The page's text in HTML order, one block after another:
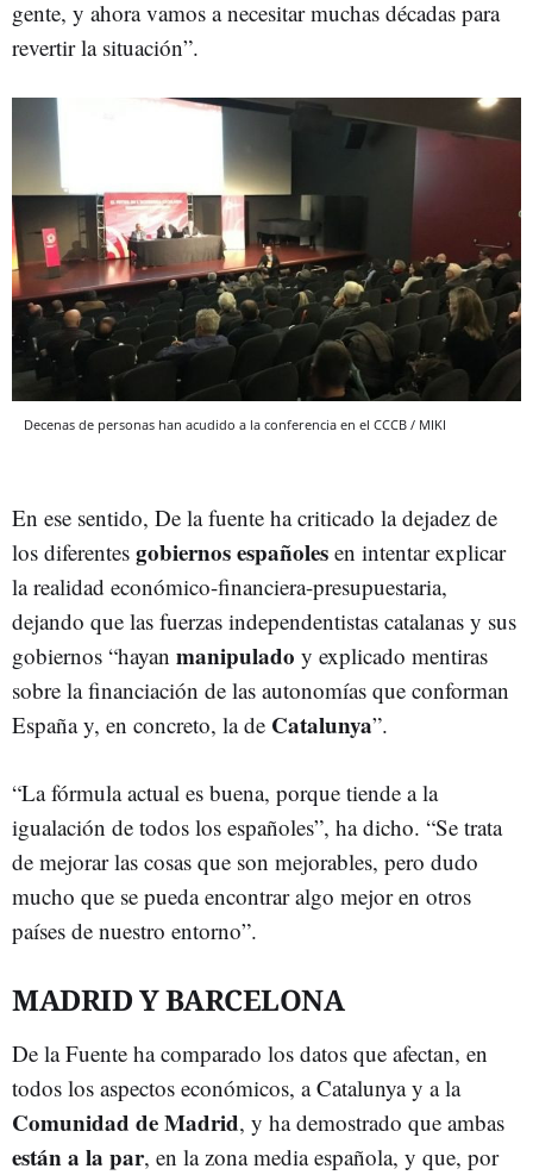
gente, y ahora vamos a necesitar muchas décadas para
revertir la situación”.
Decenas de personas han acudido a la conferencia en el CCCB / MIKI
En ese sentido, De la fuente ha criticado la dejadez de
los diferentes gobiernos españoles en intentar explicar
la realidad económico-financiera-presupuestaria,
dejando que las fuerzas independentistas catalanas y sus
gobiernos “hayan manipulado y explicado mentiras
sobre la financiación de las autonomías que conforman
España y, en concreto, la de Catalunya”.
“La fórmula actual es buena, porque tiende a la
igualación de todos los españoles”, ha dicho. “Se trata
de mejorar las cosas que son mejorables, pero dudo
mucho que se pueda encontrar algo mejor en otros
países de nuestro entorno”.
MADRID Y BARCELONA
De la Fuente ha comparado los datos que afectan, en
todos los aspectos económicos, a Catalunya y a la
Comunidad de Madrid, y ha demostrado que ambas
están a la par, en la zona media española, y que, por